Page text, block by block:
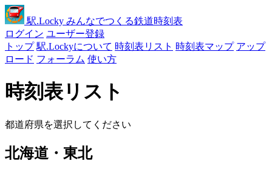
駅.Locky みんなでつくる鉄道時刻表
ログイン ユーザー登録
トップ 駅.Lockyについて 時刻表リスト 時刻表マップ アップ
ロード フォーラム 使い方
時刻表リスト
都道府県を選択してください
北海道・東北